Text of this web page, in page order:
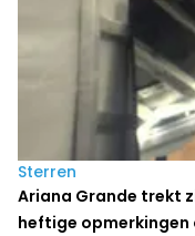
Sterren
Ariana Grande trekt
heftige